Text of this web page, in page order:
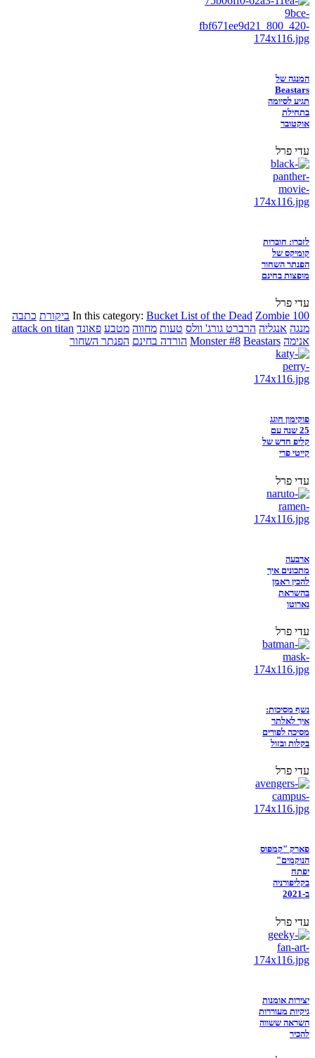
המנגה של
Beastars
תגיע לסיומה
בתחילת
אוקטובר
עדי פרל
לזכרו: חוברות
קומיקס של
הפנתר השחור
מופצות בחינם
עדי פרל
In this category: Bucket List of the Dead Zombie 100 ביקורת כתבה
מנגה אנגליה הרברט גורג' וולס טעות מחווה מטבע פאונד attack on titan
אנימה
Monster #8 Beastars הורדה בחינם הפנתר השחור
פוקימון חוגג
25 שנה עם
קליפ חדש של
קייטי פרי
עדי פרל
ארבעה
מתכונים איך
להכין ראמן
בהשראת
נארוטו
עדי פרל
נשף מסיכות:
איך לאלתר
מסיכה לפורים
בקלות ובזול
עדי פרל
פארק "קמפוס
הנוקמים"
יפתח
בקליפורניה
ב-2021
עדי פרל
יצירות אומנות
גיקיות מעוררות
השראה ששווה
להכיר